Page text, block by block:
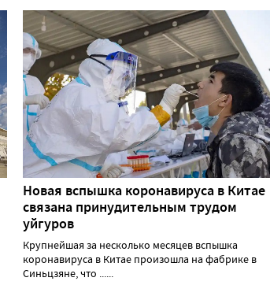
Новая вспышка коронавируса в Китае
связана принудительным трудом
уйгуров
Крупнейшая за несколько месяцев вспышка
коронавируса в Китае произошла на фабрике в
Синьцзяне, что ......